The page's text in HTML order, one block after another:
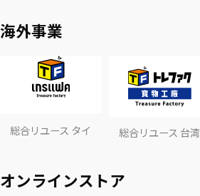
海外事業
総合リユース タイ 総合リユース 台湾
オンラインストア